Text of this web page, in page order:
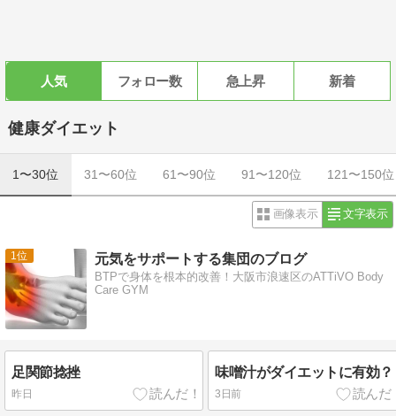
人気 フォロー数 急上昇 新着
健康ダイエット
1〜30位 31〜60位 61〜90位 91〜120位 121〜150位
画像表示 文字表示
1 元気をサポートする集団のブログ
BTPで身体を根本的改善！大阪市浪速区のATTiVO Body
Care GYM
足関節捻挫
昨日
味噌汁がダイエットに有効？
3日前